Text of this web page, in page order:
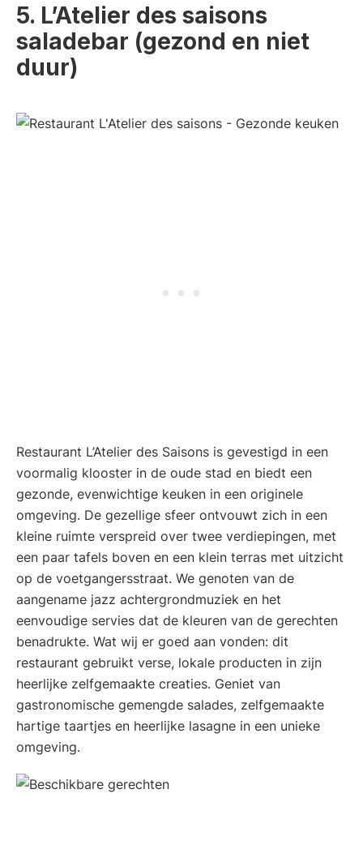
5. L’Atelier des saisons
saladebar (gezond en niet
duur)
Restaurant L’Atelier des Saisons is gevestigd in een
voormalig klooster in de oude stad en biedt een
gezonde, evenwichtige keuken in een originele
omgeving. De gezellige sfeer ontvouwt zich in een
kleine ruimte verspreid over twee verdiepingen, met
een paar tafels boven en een klein terras met uitzicht
op de voetgangersstraat. We genoten van de
aangename jazz achtergrondmuziek en het
eenvoudige servies dat de kleuren van de gerechten
benadrukte. Wat wij er goed aan vonden: dit
restaurant gebruikt verse, lokale producten in zijn
heerlijke zelfgemaakte creaties. Geniet van
gastronomische gemengde salades, zelfgemaakte
hartige taartjes en heerlijke lasagne in een unieke
omgeving.